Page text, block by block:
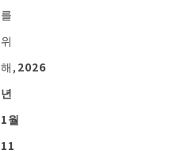
를
위
해, 2026
년
1월
11